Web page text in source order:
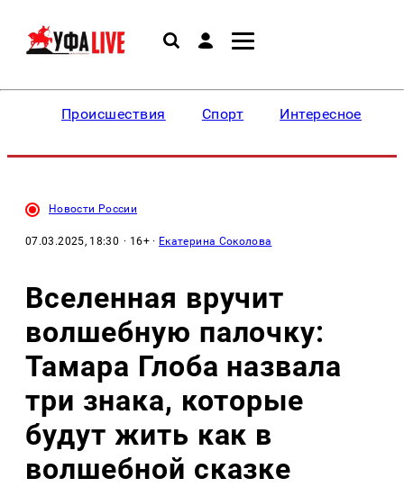
Происшествия Спорт Интересное
Новости России
07.03.2025, 18:30 · 16+ · Екатерина Соколова
Вселенная вручит
волшебную палочку:
Тамара Глоба назвала
три знака, которые
будут жить как в
волшебной сказке